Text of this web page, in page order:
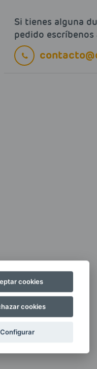
Si tienes alguna
pedido escríbenos
cookies
cookies
Configurar